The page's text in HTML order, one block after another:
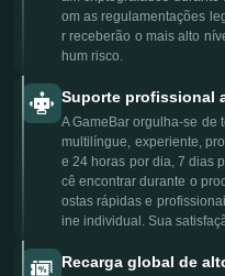
om as regulamentações
r receberão o mais alto
hum risco.
Suporte profissional
A GameBar orgulha-se de
multilíngue, experiente,
e 24 horas por dia, 7 dias
cê encontrar durante o
ostas rápidas e
ine individual. Sua
Recarga global de